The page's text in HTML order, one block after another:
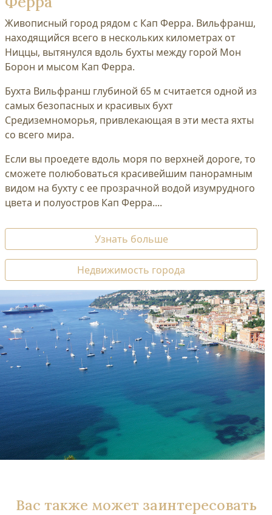
Живописный город рядом с Кап Ферра. Вильфранш,
находящийся всего в нескольких километрах от
Ниццы, вытянулся вдоль бухты между горой Мон
Борон и мысом Кап Ферра.
Бухта Вильфранш глубиной 65 м считается одной из
самых безопасных и красивых бухт
Средиземноморья, привлекающая в эти места яхты
со всего мира.
Если вы проедете вдоль моря по верхней дороге, то
сможете полюбоваться красивейшим панорамным
видом на бухту с ее прозрачной водой изумрудного
цвета и полуостров Кап Ферра....
Узнать больше
Недвижимость города
Вас также может заинтересовать